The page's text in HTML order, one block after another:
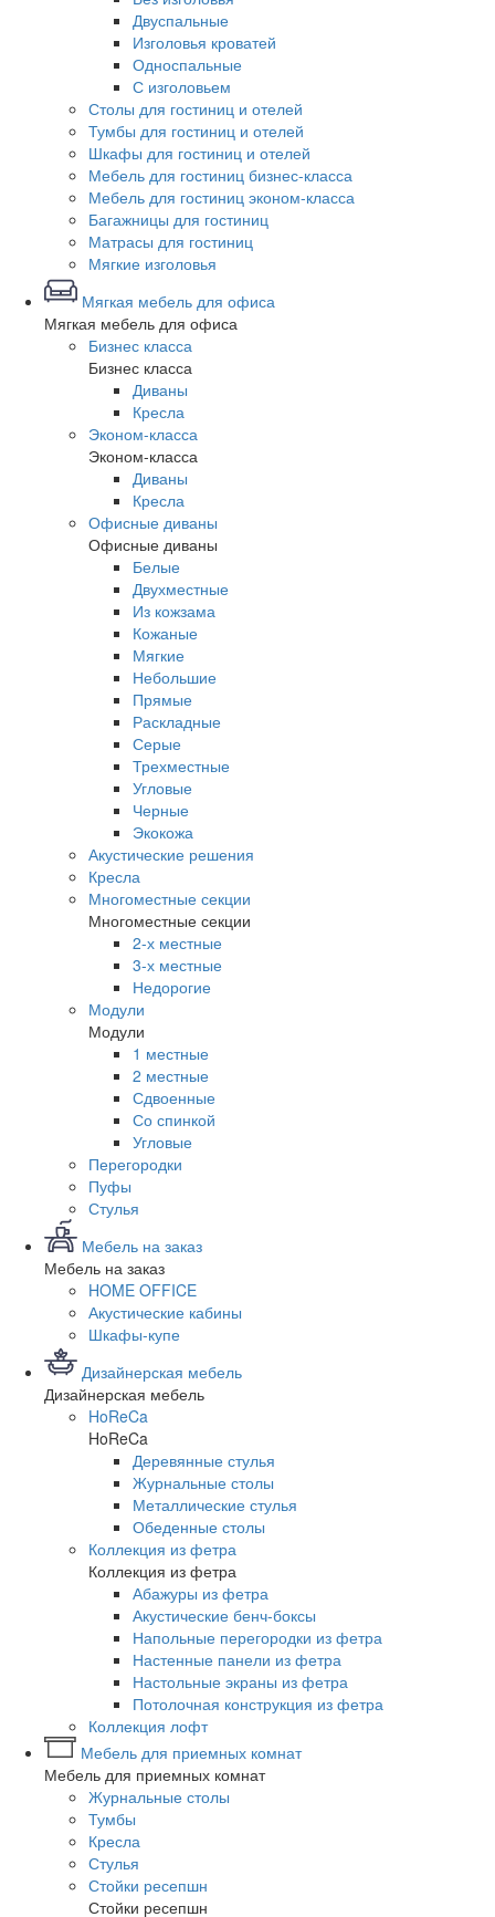
Двуспальные
Изголовья кроватей
Односпальные
С изголовьем
Столы для гостиниц и отелей
Тумбы для гостиниц и отелей
Шкафы для гостиниц и отелей
Мебель для гостиниц бизнес-класса
Мебель для гостиниц эконом-класса
Багажницы для гостиниц
Матрасы для гостиниц
Мягкие изголовья
Мягкая мебель для офиса
Мягкая мебель для офиса
Бизнес класса
Бизнес класса
Диваны
Кресла
Эконом-класса
Эконом-класса
Диваны
Кресла
Офисные диваны
Офисные диваны
Белые
Двухместные
Из кожзама
Кожаные
Мягкие
Небольшие
Прямые
Раскладные
Серые
Трехместные
Угловые
Черные
Экокожа
Акустические решения
Кресла
Многоместные секции
Многоместные секции
2-х местные
3-х местные
Недорогие
Модули
Модули
1 местные
2 местные
Сдвоенные
Со спинкой
Угловые
Перегородки
Пуфы
Стулья
Мебель на заказ
Мебель на заказ
HOME OFFICE
Акустические кабины
Шкафы-купе
Дизайнерская мебель
Дизайнерская мебель
HoReCa
HoReCa
Деревянные стулья
Журнальные столы
Металлические стулья
Обеденные столы
Коллекция из фетра
Коллекция из фетра
Абажуры из фетра
Акустические бенч-боксы
Напольные перегородки из фетра
Настенные панели из фетра
Настольные экраны из фетра
Потолочная конструкция из фетра
Коллекция лофт
Мебель для приемных комнат
Мебель для приемных комнат
Журнальные столы
Тумбы
Кресла
Стулья
Стойки ресепшн
Стойки ресепшн